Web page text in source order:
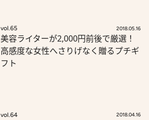
vol.65 2018.05.16
美容ライターが2,000円前後で厳選！
高感度な女性へさりげなく贈るプチギ
フト
vol.64 2018.04.16